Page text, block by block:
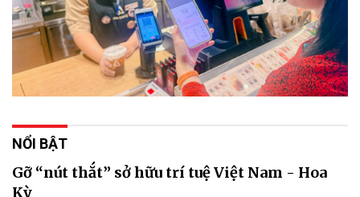
NỔI BẬT
Gỡ “nút thắt” sở hữu trí tuệ Việt Nam - Hoa
Kỳ